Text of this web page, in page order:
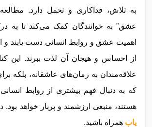
به تلاش، فداکاری و تحمل دارد. مطالعه
عشق” به خوانندگان کمک می‌کند تا به
اهمیت عشق و روابط انسانی دست یابند و
از احساس و هیجان آن لذت ببرند. این
علاقه‌مندان به رمان‌های عاشقانه، بلکه
که به دنبال فهم بیشتری از روابط انسانی
هستند، منبعی ارزشمند و پربار خواهد بود.
یاب همراه باشید.